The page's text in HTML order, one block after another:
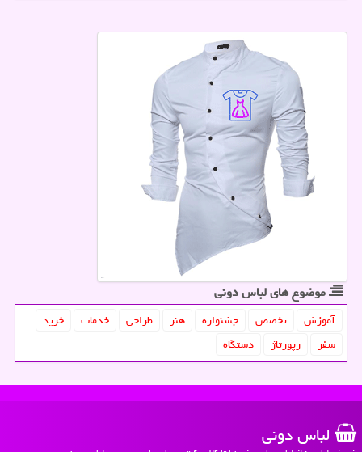
موضوع های لباس دونی
آموزش تخصص جشنواره هنر طراحی خدمات
خرید
سفر
رپورتاژ دستگاه
لباس دونی